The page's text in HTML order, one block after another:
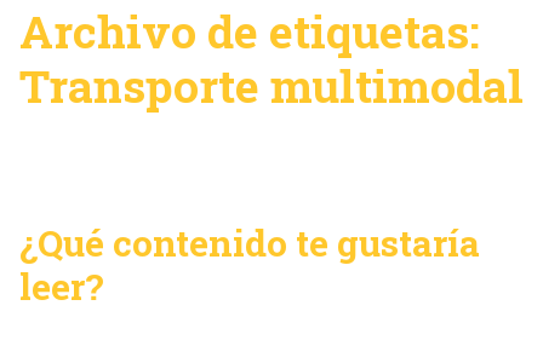
Archivo de etiquetas:
Transporte multimodal
¿Qué contenido te gustaría
leer?